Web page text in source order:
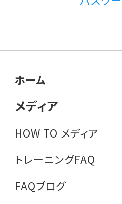
ホーム
メディア
HOW TO メディア
トレーニングFAQ
FAQブログ